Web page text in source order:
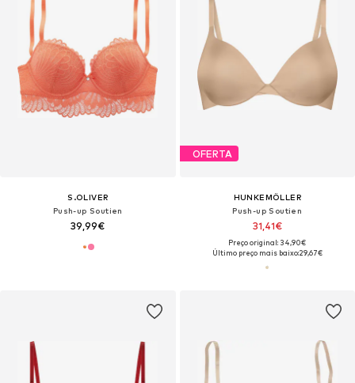
S.OLIVER
Push-up Soutien
39,99€
OFERTA
HUNKEMÖLLER
Push-up Soutien
31,41€
Preço original: 34,90€
Último preço mais baixo:29,67€